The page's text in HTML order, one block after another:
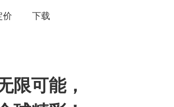
价 下载
限可能，